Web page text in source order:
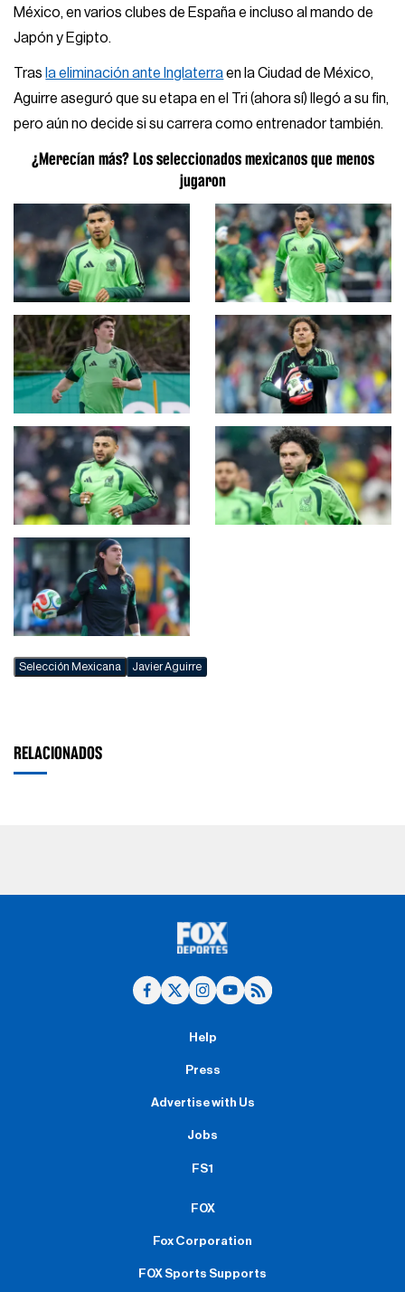
México, en varios clubes de España e incluso al mando de
Japón y Egipto.
Tras la eliminación ante Inglaterraen la Ciudad de México,
Aguirre aseguró que su etapa en el Tri (ahora sí) llegó a su fin,
pero aún no decide si su carrera como entrenador también.
¿Merecían más? Los seleccionados mexicanos que menos
jugaron
Selección Mexicana Javier Aguirre
RELACIONADOS
Help
Press
Advertise with Us
Jobs
FS1
FOX
Fox Corporation
FOX Sports Supports